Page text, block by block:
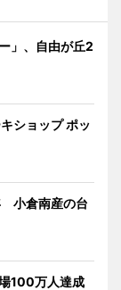
」、自由が丘2
ショップ ポッ
小倉南産の台
100万人達成